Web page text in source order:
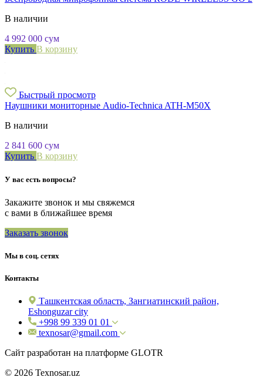
В наличии
4 992 000 сум
Купить В корзину
Быстрый просмотр
Наушники мониторные Audio-Technica ATH-M50X
В наличии
2 841 600 сум
Купить В корзину
У вас есть вопросы?
Закажите звонок и мы свяжемся
с вами в ближайшее время
Заказать звонок
Мы в соц. сетях
Контакты
Ташкентская область, Зангиатинский район,
Eshonguzar city
+998 99 339 01 01
texnosar@gmail.com
Сайт разработан на платформе GLOTR
© 2026 Texnosar.uz